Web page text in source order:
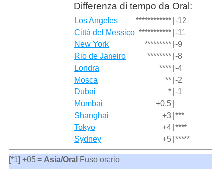
Differenza di tempo da Oral:
Los Angeles ************ -12
Città del Messico *********** -11
New York
********* -9
Rio de Janeiro
******** -8
Londra
**** -4
Mosca
** -2
Dubai
* -1
Mumbai
+0.5
Shanghai
+3 ***
Tokyo
+4 ****
Sydney
+5 *****
[*1] +05 = Asia/Oral Fuso orario